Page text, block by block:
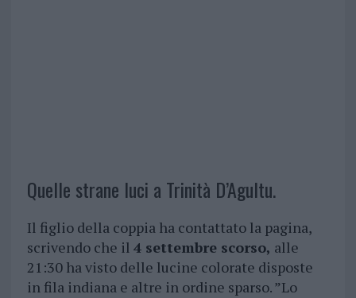
Quelle strane luci a Trinità D’Agultu.
Il figlio della coppia ha contattato la pagina,
scrivendo che il 4 settembre scorso, alle
21:30 ha visto delle lucine colorate disposte
in fila indiana e altre in ordine sparso. ”Lo